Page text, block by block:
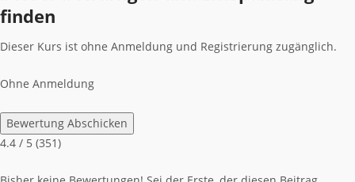
finden
Dieser Kurs ist ohne Anmeldung und Registrierung zugänglich.
Ohne Anmeldung
Bewertung Abschicken
4.4 / 5 (351)